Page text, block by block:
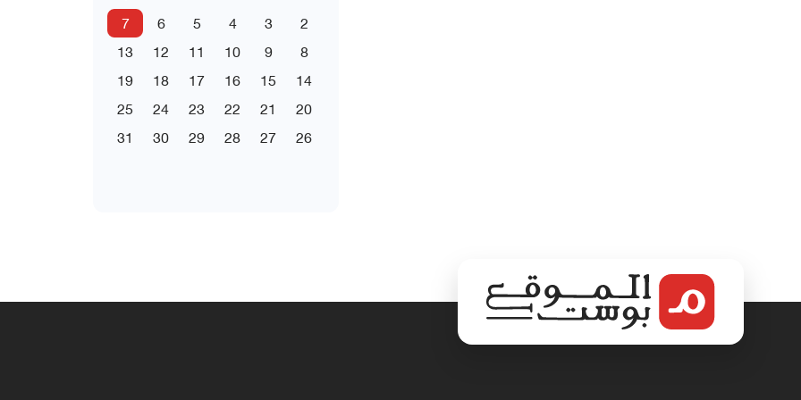
2
3
4
5
6
7
8
9
10
11
12
13
14
15
16
17
18
19
20
21
22
23
24
25
26
27
28
29
30
31